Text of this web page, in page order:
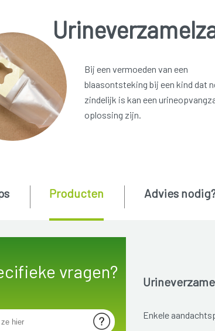
Bij een vermoeden van een
blaasontsteking bij een kind dat
zindelijk is kan een
oplossing zijn.
vragen?
Producten Advies
Enkele